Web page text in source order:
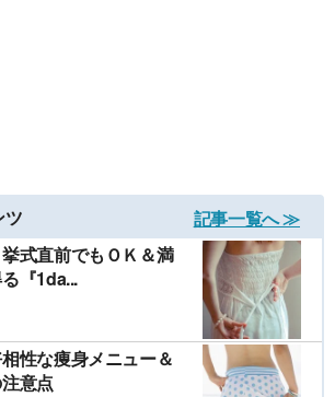
ツ
記事一覧へ ≫
式直前でもＯＫ＆満
『1da...
性な痩身メニュー＆
意点